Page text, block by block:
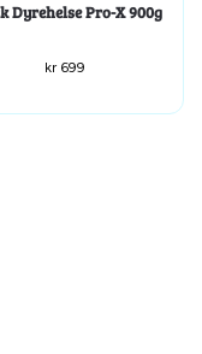
Dyrehelse Pro-X 900g
kr699